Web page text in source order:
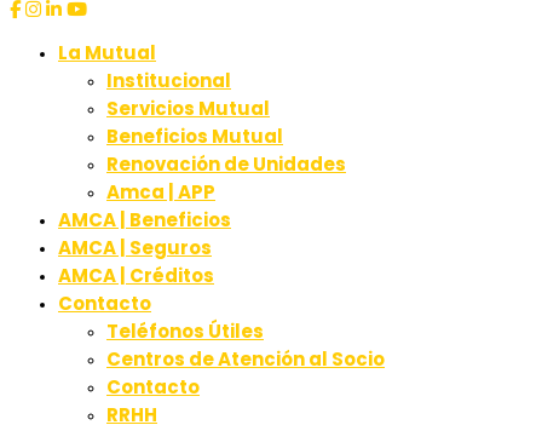
La Mutual
Institucional
Servicios Mutual
Beneficios Mutual
Renovación de Unidades
Amca | APP
AMCA | Beneficios
AMCA | Seguros
AMCA | Créditos
Contacto
Teléfonos Útiles
Centros de Atención al Socio
Contacto
RRHH